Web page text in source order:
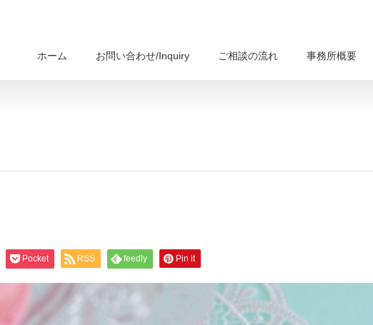
ホーム お問い合わせ/Inquiry ご相談の流れ 事務所概要
Pocket RSS feedly Pin it